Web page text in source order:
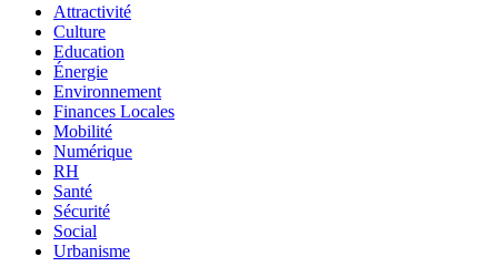
Attractivité
Culture
Education
Énergie
Environnement
Finances Locales
Mobilité
Numérique
RH
Santé
Sécurité
Social
Urbanisme